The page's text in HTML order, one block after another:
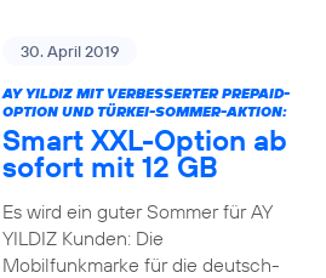
30. April 2019
AY YILDIZ MIT VERBESSERTER PREPAID-
OPTION UND TÜRKEI-SOMMER-AKTION:
Smart XXL-Option ab
sofort mit 12 GB
Es wird ein guter Sommer für AY
YILDIZ Kunden: Die
Mobilfunkmarke für die deutsch-